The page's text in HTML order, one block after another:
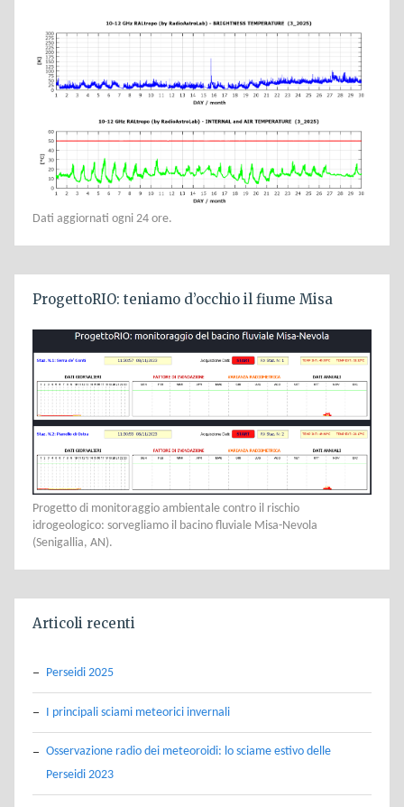
Dati aggiornati ogni 24 ore.
ProgettoRIO: teniamo d’occhio il fiume Misa
Progetto di monitoraggio ambientale contro il rischio
idrogeologico: sorvegliamo il bacino fluviale Misa-Nevola
(Senigallia, AN).
Articoli recenti
Perseidi 2025
I principali sciami meteorici invernali
Osservazione radio dei meteoroidi: lo sciame estivo delle
Perseidi 2023